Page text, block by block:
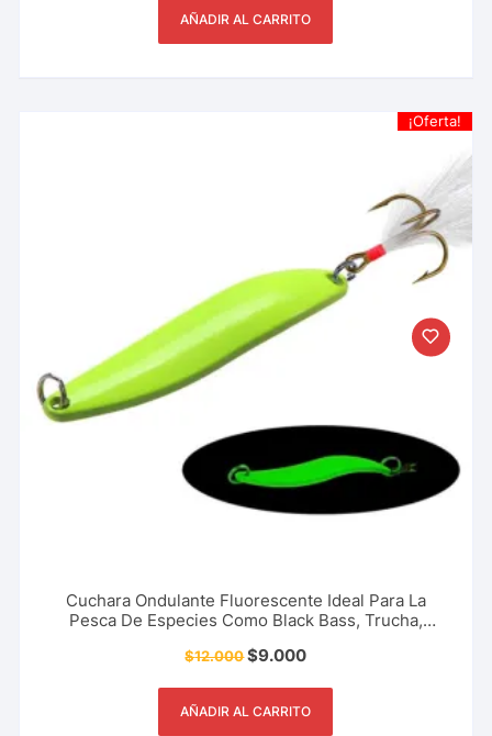
AÑADIR AL CARRITO
¡Oferta!
Cuchara Ondulante Fluorescente Ideal Para La
Pesca De Especies Como Black Bass, Trucha,
$12.000$9.000
AÑADIR AL CARRITO